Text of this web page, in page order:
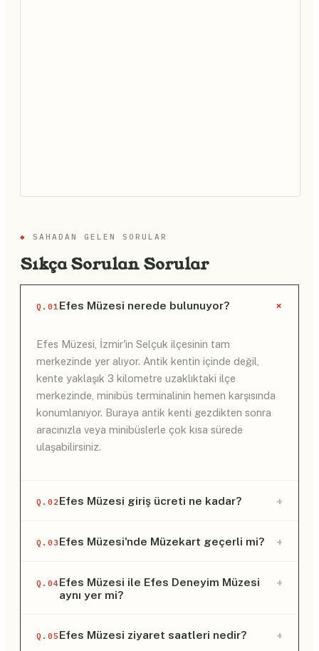
◆ SAHADAN GELEN SORULAR
Sıkça Sorulan Sorular
Q.01 Efes Müzesi nerede bulunuyor? +
Efes Müzesi, İzmir'in Selçuk ilçesinin tam
merkezinde yer alıyor. Antik kentin içinde değil,
kente yaklaşık 3 kilometre uzaklıktaki ilçe
merkezinde, minibüs terminalinin hemen karşısında
konumlanıyor. Buraya antik kenti gezdikten sonra
aracınızla veya minibüslerle çok kısa sürede
ulaşabilirsiniz.
Q.02Efes Müzesi giriş ücreti ne kadar? +
Yabancı ziyaretçiler için 2026 yılı Efes Müzesi giriş
olarak alabilecekleri Müzekart ile bu müzeye hiçbir
Q.03 Efes Müzesi'nde Müzekart geçerli mi? +
Evet, Efes Müzesi'nde Müzekart tamamen geçerli.
Turnikelerde doğrudan kartınızı okutarak
salonlarını ekstra bilet almadan rahatça
Q.04Efes Müzesi ile Efes Deneyim Müzesi
aynı yer mi?
+
Hayır, bu iki mekan konsept ve konum olarak
Q.05 Efes Müzesi ziyaret saatleri nedir? +